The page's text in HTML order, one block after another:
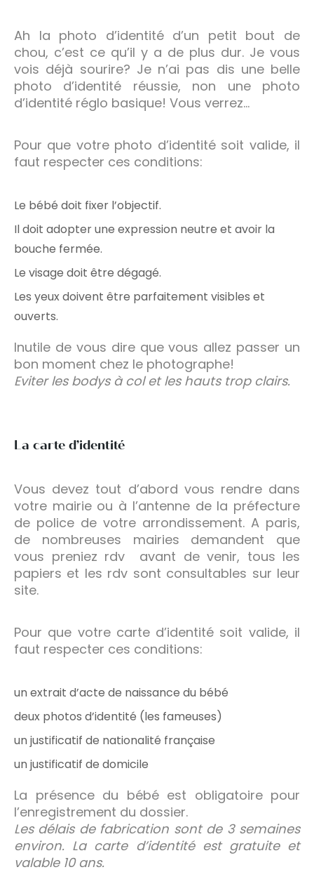
Ah la photo d’identité d’un petit bout de
chou, c’est ce qu’il y a de plus dur. Je vous
vois déjà sourire? Je n’ai pas dis une belle
photo d’identité réussie, non une photo
d’identité réglo basique! Vous verrez…
Pour que votre photo d’identité soit valide, il
faut respecter ces conditions:
Le bébé doit fixer l’objectif.
Il doit adopter une expression neutre et avoir la
bouche fermée.
Le visage doit être dégagé.
Les yeux doivent être parfaitement visibles et
ouverts.
Inutile de vous dire que vous allez passer un
bon moment chez le photographe!
Eviter les bodys à col et les hauts trop clairs.
La carte d’identité
Vous devez tout d’abord vous rendre dans
votre mairie ou à l’antenne de la préfecture
de police de votre arrondissement. A paris,
de nombreuses mairies demandent que
vous preniez rdv avant de venir, tous les
papiers et les rdv sont consultables sur leur
site.
Pour que votre carte d’identité soit valide, il
faut respecter ces conditions:
un extrait d’acte de naissance du bébé
deux photos d’identité (les fameuses)
un justificatif de nationalité française
un justificatif de domicile
La présence du bébé est obligatoire pour
l’enregistrement du dossier.
Les délais de fabrication sont de 3 semaines
environ. La carte d’identité est gratuite et
valable 10 ans.